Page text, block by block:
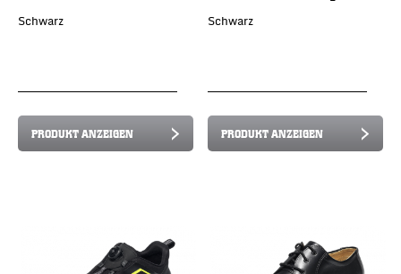
Schwarz
PRODUKT ANZEIGEN
Schwarz
PRODUKT ANZEIGEN